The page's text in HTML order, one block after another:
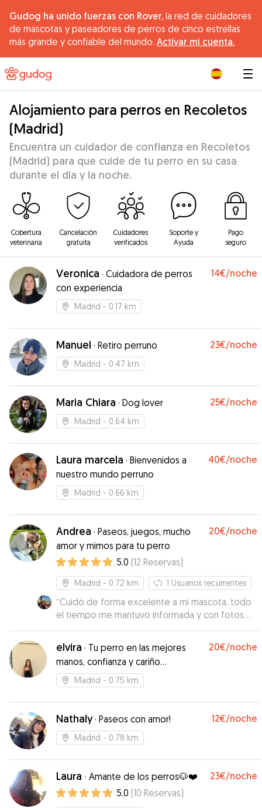
Gudog ha unido fuerzas con Rover, la red de cuidadores
de mascotas y paseadores de perros de cinco estrellas
más grande y confiable del mundo. Activar mi cuenta.
Alojamiento para perros en Recoletos
(Madrid)
Encuentra un cuidador de confianza en Recoletos
(Madrid) para que cuide de tu perro en su casa
durante el día y la noche.
Cobertura
veterinaria
Cancelación
gratuita
Cuidadores
verificados
Soporte y
Ayuda
Pago
seguro
Veronica · Cuidadora de perros
con experiencia
14€/noche
Madrid - 0.17 km
Manuel · Retiro perruno 23€/noche
Madrid - 0.47 km
Maria Chiara · Dog lover 25€/noche
Madrid - 0.64 km
Laura marcela · Bienvenidos a
nuestro mundo perruno
40€/noche
Madrid - 0.66 km
Andrea · Paseos, juegos, mucho
amor y mimos para tu perro
20€/noche
5.0 (12 Reservas)
Madrid - 0.72 km 1 Usuarios recurrentes
“Cuidó de forma excelente a mi mascota, todo
el tiempo me mantuvo informada y con fotos
de lo que hacía. Le dio más paseos de lo
esperado. Cuando fui a recogerlo, no se quería
despegar de Andrea. Muy recomendable. ”
elvira · Tu perro en las mejores
manos, confianza y cariño
garantizados.
20€/noche
Madrid - 0.75 km
Nathaly· Paseos con amor! 12€/noche
Madrid - 0.78 km
Laura · Amante de los perros🐶❤️ 23€/noche
5.0 (10 Reservas)